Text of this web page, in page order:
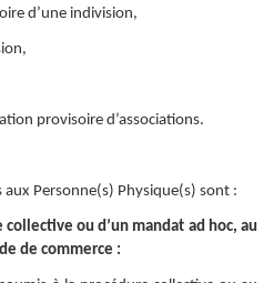
d’une indivision,
provisoire d’associations.
aux Personne(s) Physique(s) sont :
collective ou d’un mandat ad hoc, au
de commerce :